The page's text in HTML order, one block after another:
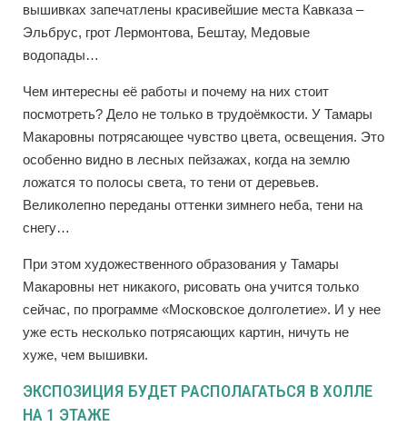
вышивках запечатлены красивейшие места Кавказа –
Эльбрус, грот Лермонтова, Бештау, Медовые
водопады…
Чем интересны её работы и почему на них стоит
посмотреть? Дело не только в трудоёмкости. У Тамары
Макаровны потрясающее чувство цвета, освещения. Это
особенно видно в лесных пейзажах, когда на землю
ложатся то полосы света, то тени от деревьев.
Великолепно переданы оттенки зимнего неба, тени на
снегу…
При этом художественного образования у Тамары
Макаровны нет никакого, рисовать она учится только
сейчас, по программе «Московское долголетие». И у нее
уже есть несколько потрясающих картин, ничуть не
хуже, чем вышивки.
ЭКСПОЗИЦИЯ БУДЕТ РАСПОЛАГАТЬСЯ В ХОЛЛЕ
НА 1 ЭТАЖЕ